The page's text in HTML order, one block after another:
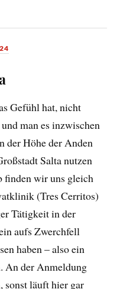
Gefühl hat, nicht
man es inzwischen
der Höhe der Anden
Salta nutzen
finden wir uns gleich
(Tres Cerritos)
Tätigkeit in der
aufs Zwerchfell
haben – also ein
An der Anmeldung
sonst läuft hier gar